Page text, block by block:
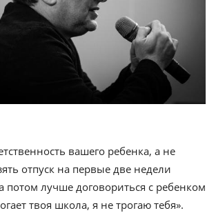
вашего ребенка, а не
отпуск на первые две недели
потом лучше договориться с ребенком
твоя школа, я не трогаю тебя».